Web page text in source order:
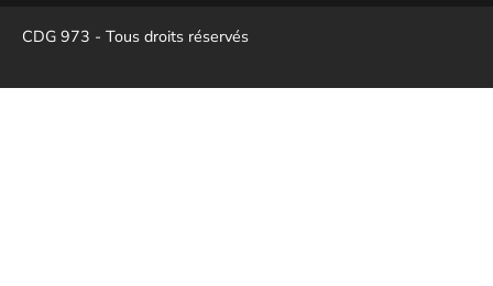
CDG 973 - Tous droits réservés